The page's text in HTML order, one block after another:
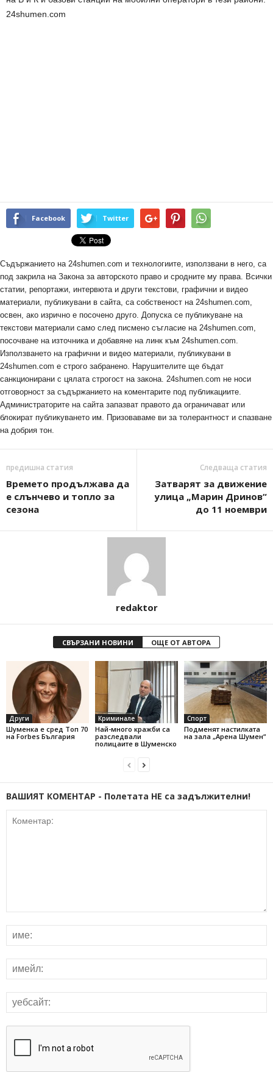
24shumen.com
Facebook Twitter
Съдържанието на 24shumen.com и технологиите, използвани в него, са
под закрила на Закона за авторското право и сродните му права. Всички
статии, репортажи, интервюта и други текстови, графични и видео
материали, публикувани в сайта, са собственост на 24shumen.com,
освен, ако изрично е посочено друго. Допуска се публикуване на
текстови материали само след писмено съгласие на 24shumen.com,
посочване на източника и добавяне на линк към 24shumen.com.
Използването на графични и видео материали, публикувани в
24shumen.com е строго забранено. Нарушителите ще бъдат
санкционирани с цялата строгост на закона. 24shumen.com не носи
отговорност за съдържанието на коментарите под публикациите.
Администраторите на сайта запазват правото да ограничават или
блокират публикуването им. Призоваваме ви за толерантност и спазване
на добрия тон.
предишна статия
Времето продължава да
е слънчево и топло за
сезона
Следваща статия
Затварят за движение
улица „Марин Дринов“
до 11 ноември
redaktor
СВЪРЗАНИ НОВИНИ ОЩЕ ОТ АВТОРА
Други
Шуменка е сред Топ 70
на Forbes България
Криминале
Най-много кражби са
разследвали
полицаите в Шуменско
Спорт
Подменят настилката
на зала „Арена Шумен“
ВАШИЯТ КОМЕНТАР - Полетата НЕ са задължителни!